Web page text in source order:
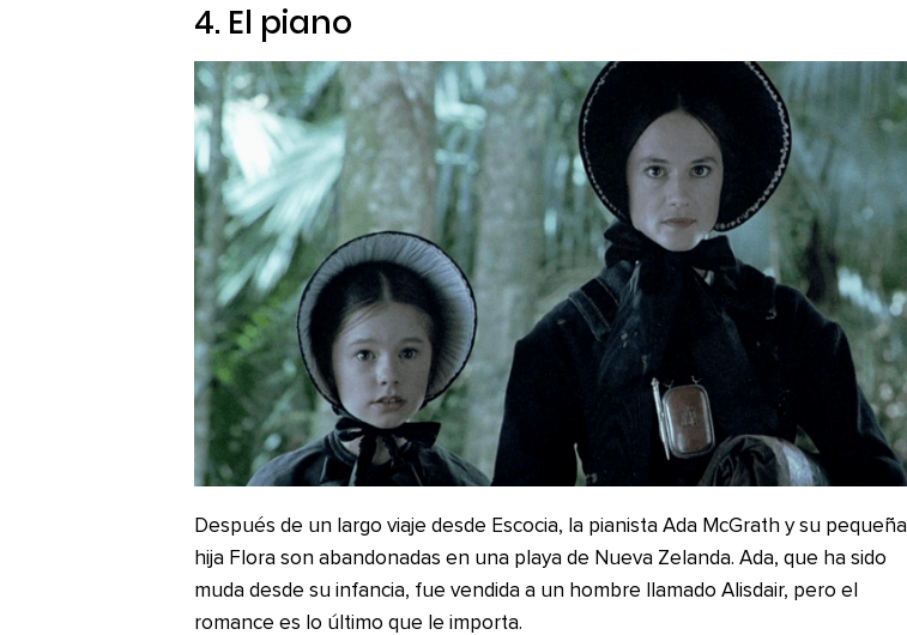
4. El piano
Después de un largo viaje desde Escocia, la pianista Ada McGrath y su pequeña
hija Flora son abandonadas en una playa de Nueva Zelanda. Ada, que ha sido
muda desde su infancia, fue vendida a un hombre llamado Alisdair, pero el
romance es lo último que le importa.